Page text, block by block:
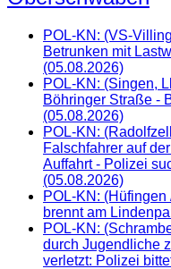
POL-KN: (VS-
Betrunken mit
(05.08.2026)
POL-KN: (Singen,
Böhringer Straße -
(05.08.2026)
POL-KN:
Falschfahrer auf
Auffahrt - Polizei
(05.08.2026)
POL-KN:
brennt am
POL-KN:
durch Jugendliche
verletzt: Polizei